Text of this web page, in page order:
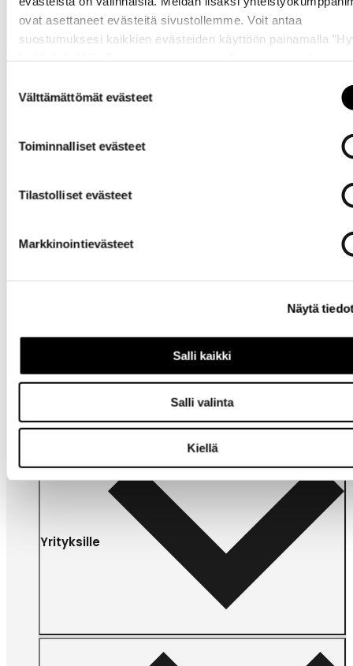
ovat asettaneet evästeitä sivustollemme. Voit antaa
suostumuksesi kaikkien evästeiden käyttöön painamalla
valinta
Välttämättömät evästeet
Toiminnalliset evästeet
Tilastolliset evästeet
Markkinointievästeet
Näytä
Salli kaikki
Salli valinta
Kiellä
apua?
Yrityksille